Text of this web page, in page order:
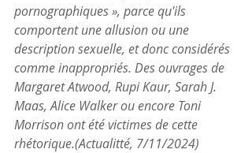
pornographiques », parce qu'ils
comportent une allusion ou une
description sexuelle, et donc considérés
comme inappropriés. Des ouvrages de
Margaret Atwood, Rupi Kaur, Sarah J.
Maas, Alice Walker ou encore Toni
Morrison ont été victimes de cette
rhétorique.(Actualitté, 7/11/2024)